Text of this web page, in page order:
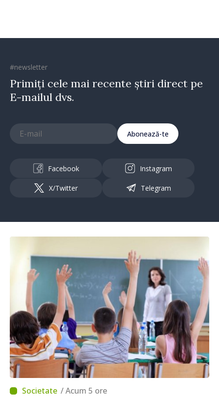
#newsletter
Primiți cele mai recente știri direct pe
E-mailul dvs.
Abonează-te
Facebook Instagram
X/Twitter Telegram
/ Acum 5 ore